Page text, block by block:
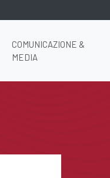
COMUNICAZIONE &
MEDIA